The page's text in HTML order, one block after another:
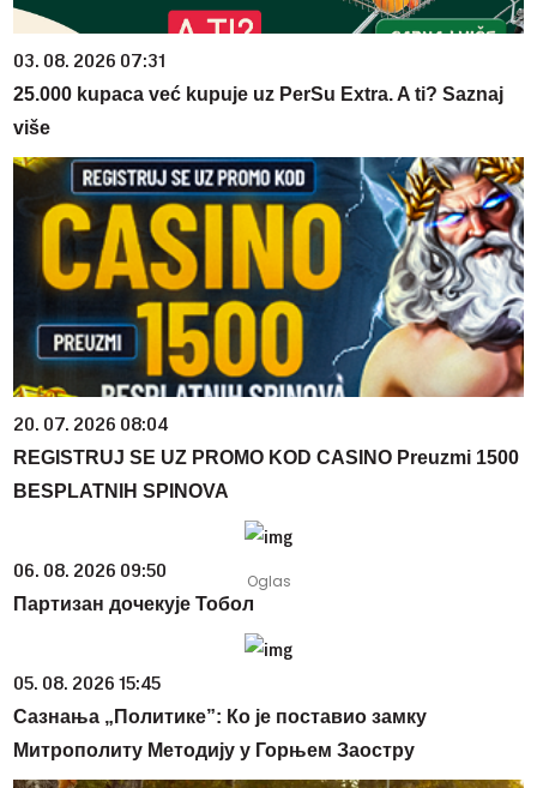
03. 08. 2026 07:31
25.000 kupaca već kupuje uz PerSu Extra. A ti? Saznaj
više
20. 07. 2026 08:04
REGISTRUJ SE UZ PROMO KOD CASINO Preuzmi 1500
BESPLATNIH SPINOVA
06. 08. 2026 09:50
Партизан дочекује Тобол
05. 08. 2026 15:45
Сазнања „Политике”: Ко је поставио замку
Митрополиту Методију у Горњем Заостру